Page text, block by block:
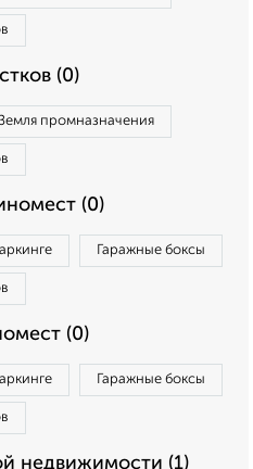
(0)
промназначения
(0)
Гаражные боксы
(0)
Гаражные боксы
недвижимости (1)